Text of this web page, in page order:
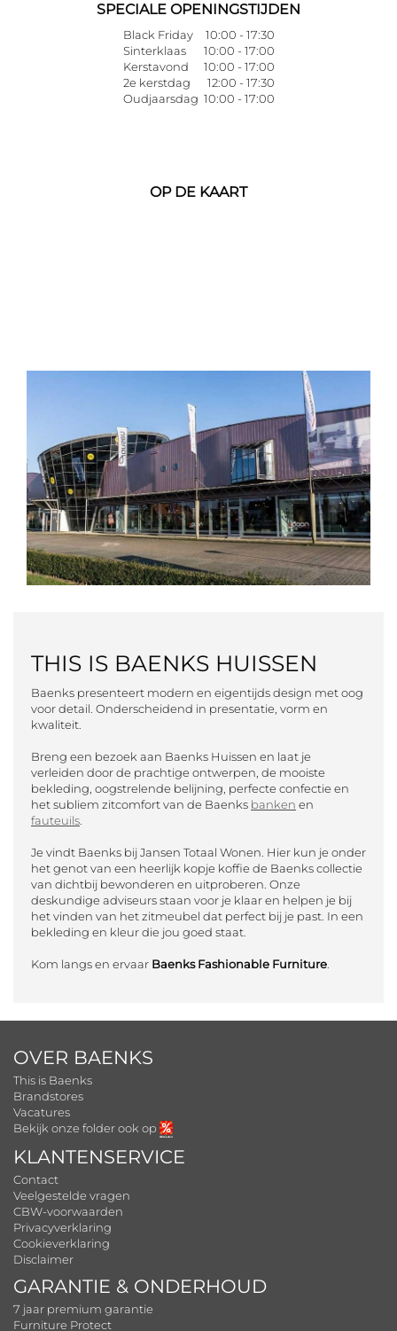
SPECIALE OPENINGSTIJDEN
Black Friday
10:00 - 17:30
Sinterklaas
10:00 - 17:00
Kerstavond
10:00 - 17:00
2e kerstdag
12:00 - 17:30
Oudjaarsdag 10:00 - 17:00
OP DE KAART
THIS IS BAENKS HUISSEN
Baenks presenteert modern en eigentijds design met oog
voor detail. Onderscheidend in presentatie, vorm en
kwaliteit.
Breng een bezoek aan Baenks Huissen en laat je
verleiden door de prachtige ontwerpen, de mooiste
bekleding, oogstrelende belijning, perfecte confectie en
het subliem zitcomfort van de Baenks banken en
fauteuils
Je vindt Baenks bij Jansen Totaal Wonen. Hier kun je onder
het genot van een heerlijk kopje koffie de Baenks collectie
van dichtbij bewonderen en uitproberen. Onze
deskundige adviseurs staan voor je klaar en helpen je bij
het vinden van het zitmeubel dat perfect bij je past. In een
bekleding en kleur die jou goed staat.
Kom langs en ervaar Baenks Fashionable Furniture
OVER BAENKS
This is Baenks
Brandstores
Vacatures
Bekijk onze folder ook op
KLANTENSERVICE
Contact
Veelgestelde vragen
CBW-voorwaarden
Privacyverklaring
Cookieverklaring
Disclaimer
GARANTIE & ONDERHOUD
7 jaar premium garantie
Furniture Protect